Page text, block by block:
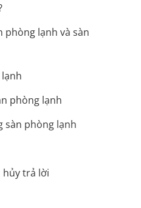
phòng lạnh và sàn
phòng lạnh
sàn phòng lạnh
trả lời